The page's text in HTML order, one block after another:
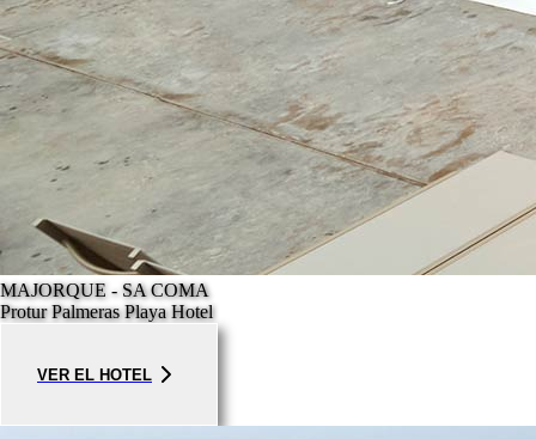
MAJORQUE - SA COMA
Protur Palmeras Playa Hotel
VER EL HOTEL